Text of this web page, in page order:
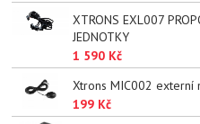
XTRONS EXL007
JEDNOTKY
1 590 Kč
Xtrons MIC002 externí
199 Kč